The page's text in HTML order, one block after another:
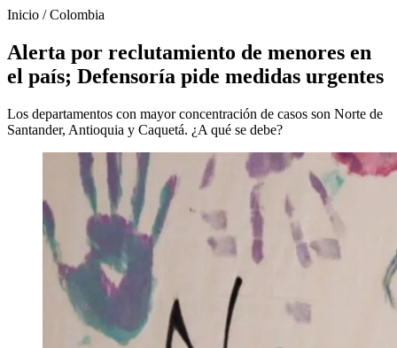
Inicio /Colombia
Alerta por reclutamiento de menores en
el país; Defensoría pide medidas urgentes
Los departamentos con mayor concentración de casos son Norte de
Santander, Antioquia y Caquetá. ¿A qué se debe?